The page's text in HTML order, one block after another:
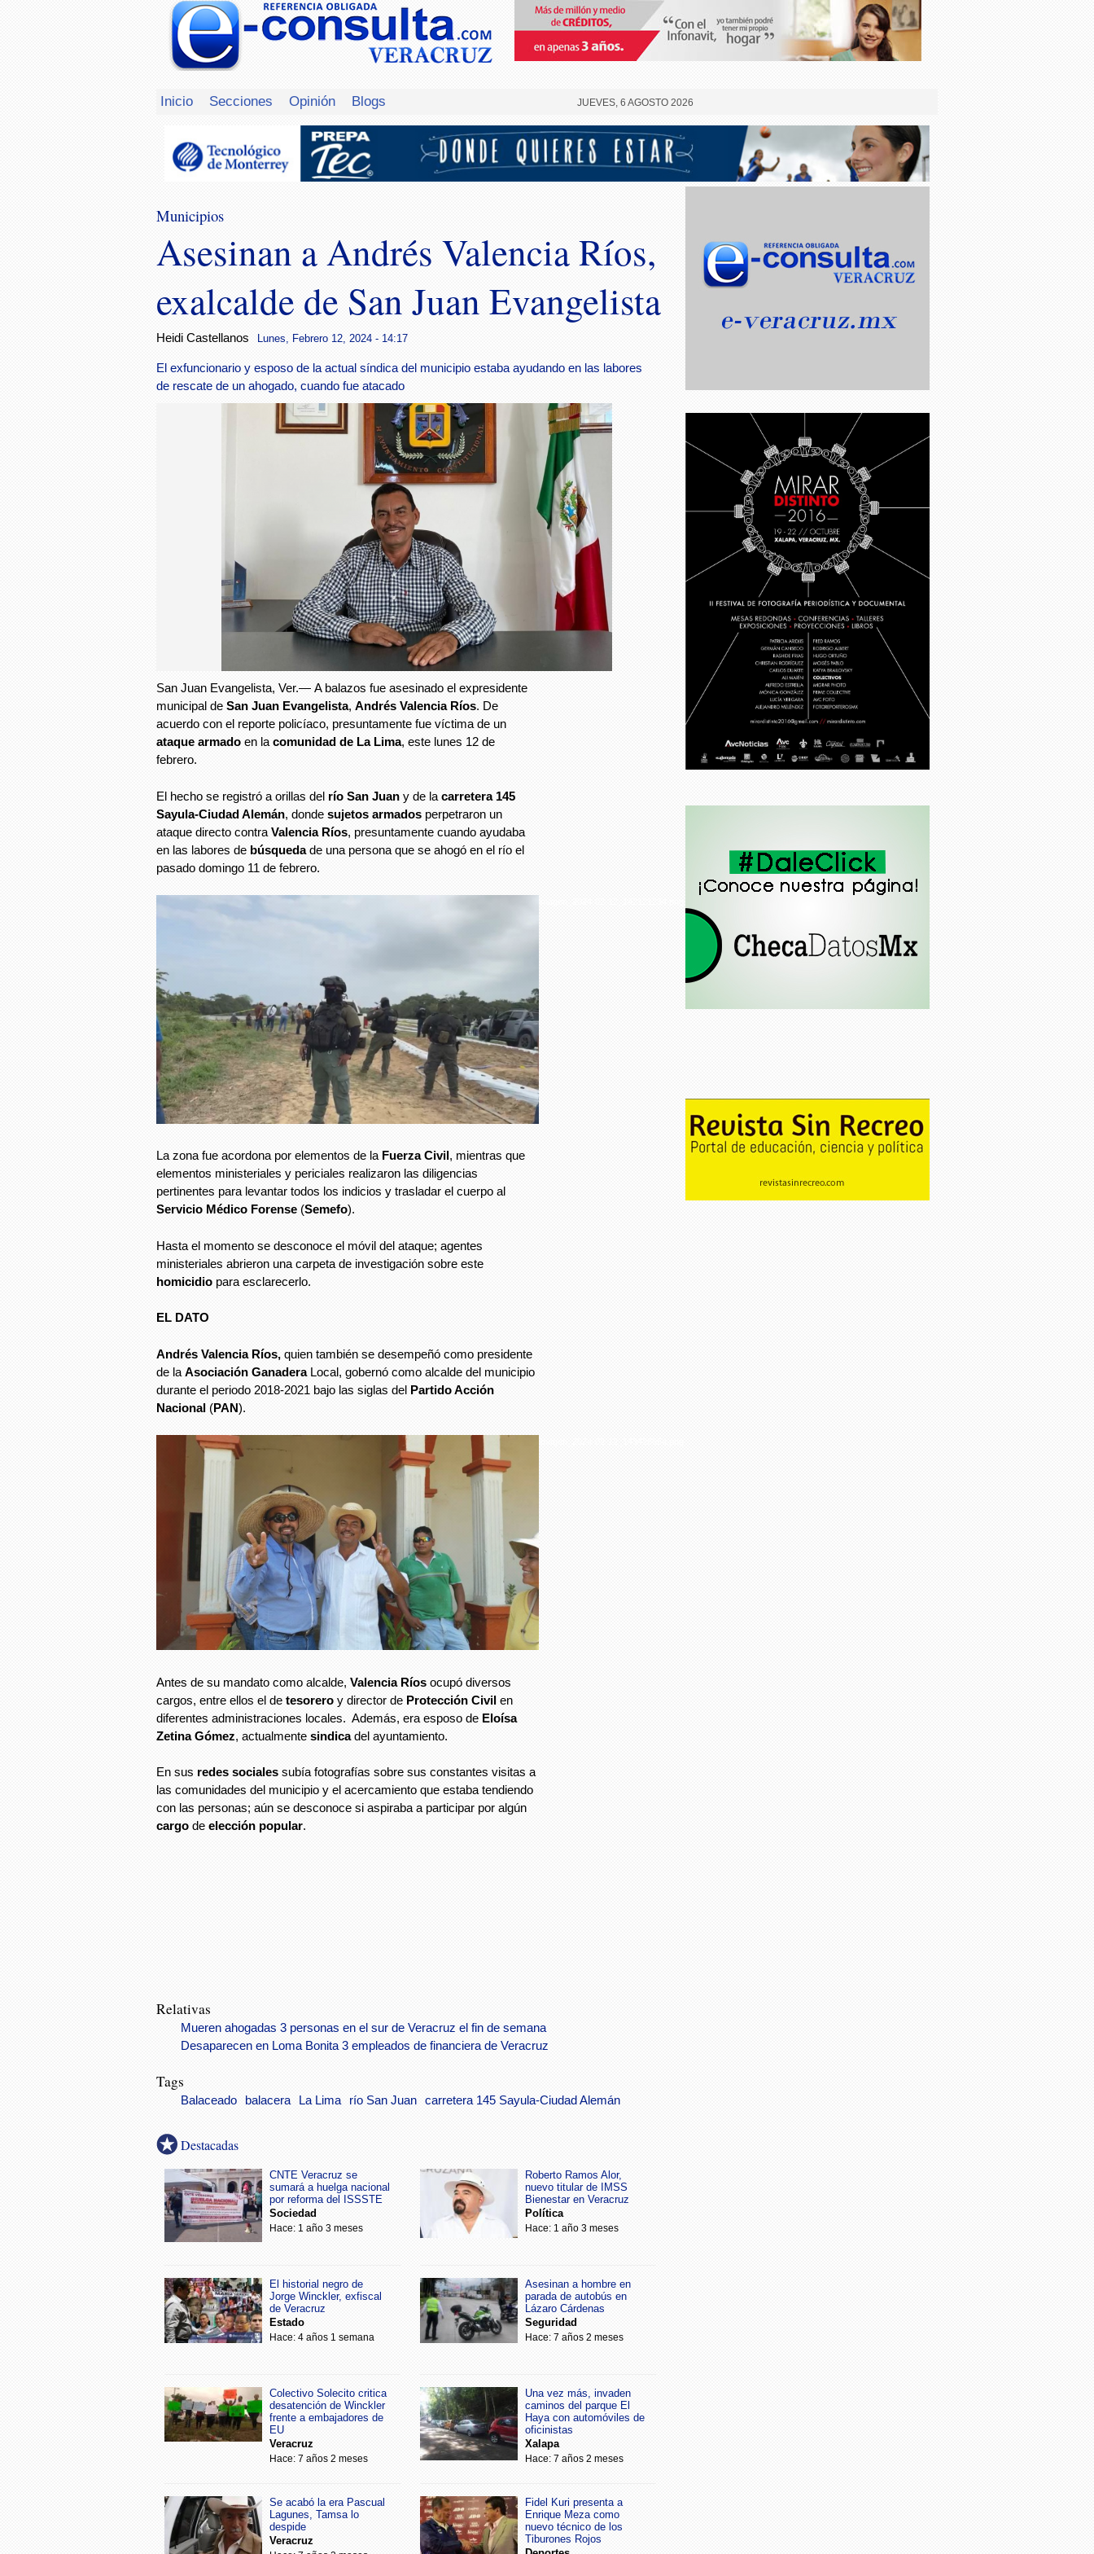
Inicio Secciones Opinión Blogs JUEVES, 6 AGOSTO 2026
Municipios
Asesinan a Andrés Valencia Ríos,
exalcalde de San Juan Evangelista
Heidi Castellanos Lunes, Febrero 12, 2024 - 14:17
El exfuncionario y esposo de la actual síndica del municipio estaba ayudando en las labores
de rescate de un ahogado, cuando fue atacado
San Juan Evangelista, Ver.— A balazos fue asesinado el expresidente
municipal de San Juan Evangelista, Andrés Valencia Ríos. De
acuerdo con el reporte policíaco, presuntamente fue víctima de un
ataque armado en la comunidad de La Lima, este lunes 12 de
febrero.
El hecho se registró a orillas del río San Juan y de la carretera 145
Sayula-Ciudad Alemán, donde sujetos armados perpetraron un
ataque directo contra Valencia Ríos, presuntamente cuando ayudaba
en las labores de búsquedade una persona que se ahogó en el río el
pasado domingo 11 de febrero.
La zona fue acordona por elementos de la Fuerza Civil, mientras que
elementos ministeriales y periciales realizaron las diligencias
pertinentes para levantar todos los indicios y trasladar el cuerpo al
Servicio Médico Forense (Semefo).
Hasta el momento se desconoce el móvil del ataque; agentes
ministeriales abrieron una carpeta de investigación sobre este
homicidio para esclarecerlo.
EL DATO
Andrés Valencia Ríos, quien también se desempeñó como presidente
de la Asociación Ganadera Local, gobernó como alcalde del municipio
durante el periodo 2018-2021 bajo las siglas del Partido Acción
Nacional (PAN).
Antes de su mandato como alcalde, Valencia Ríos ocupó diversos
cargos, entre ellos el de tesorero y director de Protección Civil en
diferentes administraciones locales. Además, era esposo de Eloísa
Zetina Gómez, actualmente sindicadel ayuntamiento.
En sus redes sociales subía fotografías sobre sus constantes visitas a
las comunidades del municipio y el acercamiento que estaba tendiendo
con las personas; aún se desconoce si aspiraba a participar por algún
cargo de elección popular.
Relativas
Mueren ahogadas 3 personas en el sur de Veracruz el fin de semana
Desaparecen en Loma Bonita 3 empleados de financiera de Veracruz
Tags
Balaceado balacera La Lima río San Juan carretera 145 Sayula-Ciudad Alemán
Destacadas
CNTE Veracruz se
sumará a huelga nacional
por reforma del ISSSTE
Sociedad
Hace: 1 año 3 meses
Roberto Ramos Alor,
nuevo titular de IMSS
Bienestar en Veracruz
Política
Hace: 1 año 3 meses
El historial negro de
Jorge Winckler, exfiscal
de Veracruz
Estado
Hace: 4 años 1 semana
Asesinan a hombre en
parada de autobús en
Lázaro Cárdenas
Seguridad
Hace: 7 años 2 meses
Colectivo Solecito critica
desatención de Winckler
frente a embajadores de
EU
Veracruz
Hace: 7 años 2 meses
Una vez más, invaden
caminos del parque El
Haya con automóviles de
oficinistas
Xalapa
Hace: 7 años 2 meses
Se acabó la era Pascual
Lagunes, Tamsa lo
despide
Veracruz
Fidel Kuri presenta a
Enrique Meza como
nuevo técnico de los
Tiburones Rojos